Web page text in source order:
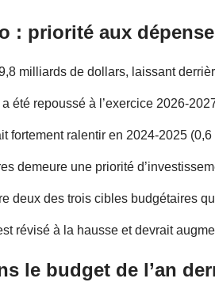
: priorité aux
milliards de dollars, laissant
été repoussé à l’exercice 2026-
fortement ralentir en 2024-2025
demeure une priorité
deux des trois cibles budgétaires
révisé à la hausse et devrait
le budget de l’an